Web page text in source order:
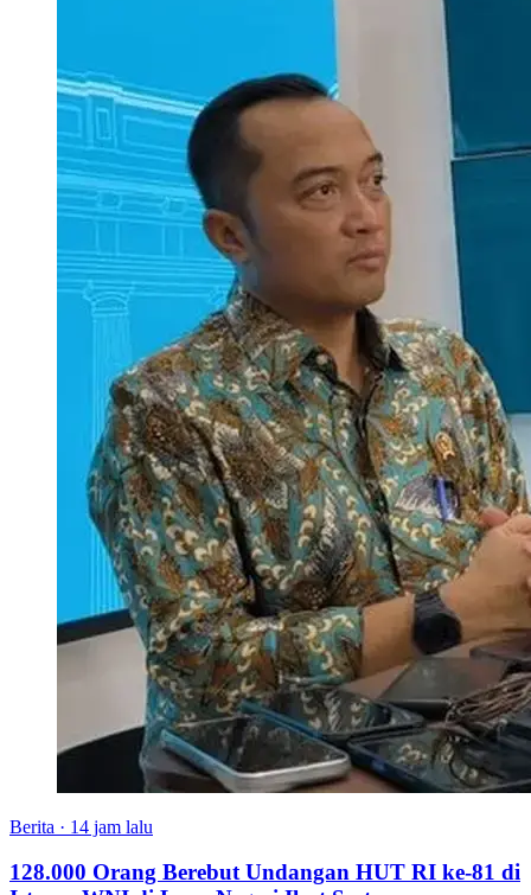
Berita · 14 jam lalu
128.000 Orang Berebut Undangan HUT RI ke-81 di